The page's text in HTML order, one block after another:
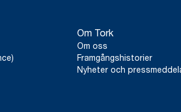
Om Tork
Om oss
Framgångshistorier
Nyheter och